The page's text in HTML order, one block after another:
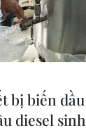
bị biến dầu
diesel